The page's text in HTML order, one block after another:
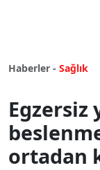
Haberler - Sağlık
Egzersiz
ortadan